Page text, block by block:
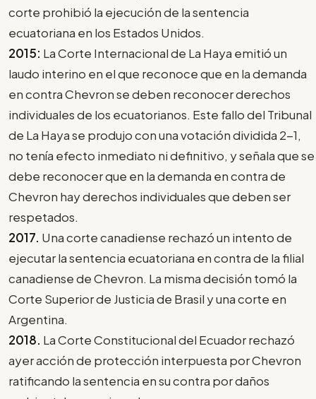
corte prohibió la ejecución de la sentencia
ecuatoriana en los Estados Unidos.
2015: La Corte Internacional de La Haya emitió un
laudo interino en el que reconoce que en la demanda
en contra Chevron se deben reconocer derechos
individuales de los ecuatorianos. Este fallo del Tribunal
de La Haya se produjo con una votación dividida 2-1,
no tenía efecto inmediato ni definitivo, y señala que se
debe reconocer que en la demanda en contra de
Chevron hay derechos individuales que deben ser
respetados.
2017. Una corte canadiense rechazó un intento de
ejecutar la sentencia ecuatoriana en contra de la filial
canadiense de Chevron. La misma decisión tomó la
Corte Superior de Justicia de Brasil y una corte en
Argentina.
2018. La Corte Constitucional del Ecuador rechazó
ayer acción de protección interpuesta por Chevron
ratificando la sentencia en su contra por daños